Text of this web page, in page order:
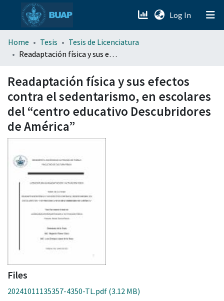
Log In (current)
menu.section.about_menu
Home Tesis
Tesis de Licenciatura
Readaptación física y sus efectos contra el sedentarismo, en escolares del “centro educativo Descubridores de América”
Readaptación física y sus efectos
contra el sedentarismo, en escolares
del “centro educativo Descubridores
de América”
Files
20241011135357-4350-TL.pdf (3.12 MB)